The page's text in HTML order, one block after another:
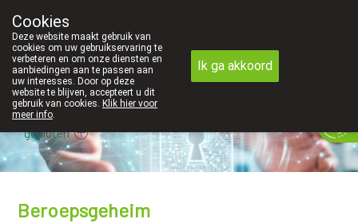
011/34 04 04
gesloten
Beroepsgeheim
Cookies
Deze website maakt gebruik van
cookies om uw gebruikservaring te
verbeteren en om onze diensten en
aanbiedingen aan te passen aan
uw interesses. Door op deze
website te blijven, accepteert u dit
gebruik van cookies. Klik hier voor
meer info.
Ik ga akkoord